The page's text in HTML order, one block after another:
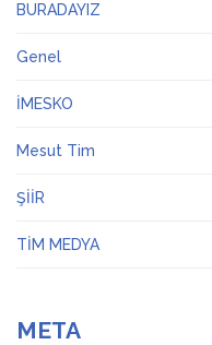
BURADAYIZ
Genel
İMESKO
Mesut Tim
ŞİİR
TİM MEDYA
META